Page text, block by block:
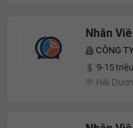
Nhân
CÔNG
9-15
Hải